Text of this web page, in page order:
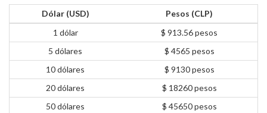
Dólar (USD)
Pesos (CLP)
1 dólar
$ 913.56 pesos
5 dólares
$ 4565 pesos
10 dólares
$ 9130 pesos
20 dólares
$ 18260 pesos
50 dólares
$ 45650 pesos